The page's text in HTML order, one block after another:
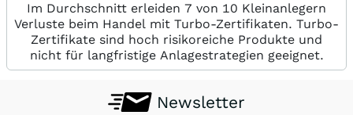
Im Durchschnitt erleiden 7 von 10 Kleinanlegern
Verluste beim Handel mit Turbo-Zertifikaten. Turbo-
Zertifikate sind hoch risikoreiche Produkte und
nicht für langfristige Anlagestrategien geeignet.
Newsletter